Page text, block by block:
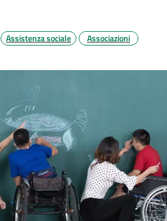
Assistenza sociale Associazioni